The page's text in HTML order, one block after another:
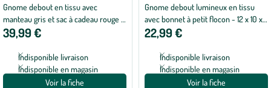
Gnome debout en tissu avec
manteau gris et sac à cadeau rouge -
25 x 16 x 88 cm
39,99 €
Indisponible livraison
Indisponible en magasin
Voir la fiche
Gnome debout lumineux en tissu
avec bonnet à petit flocon - 12 x 10 x
41 cm
22,99 €
Indisponible livraison
Indisponible en magasin
Voir la fiche